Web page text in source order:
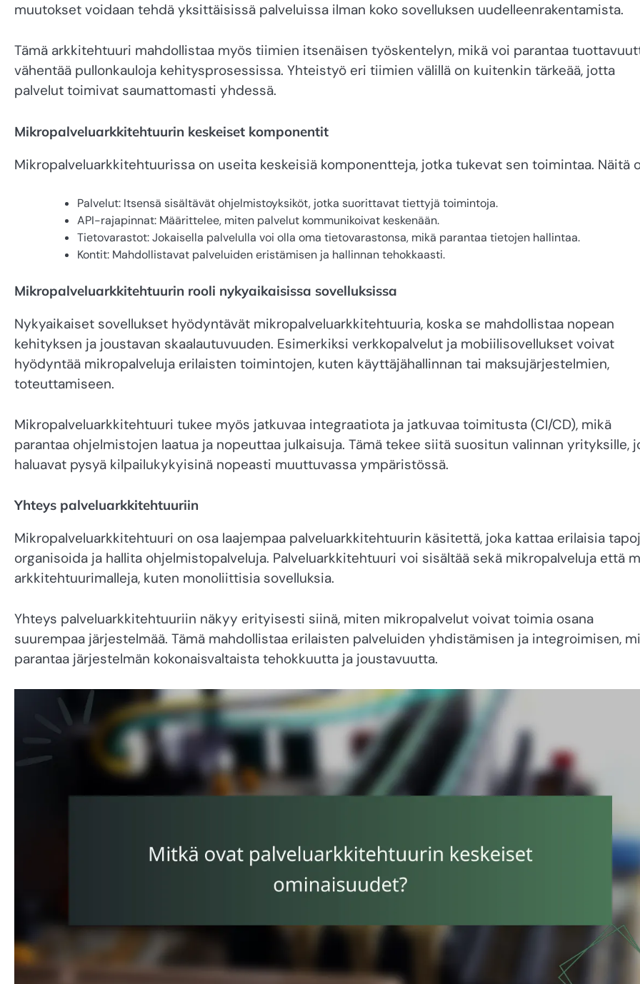
muutokset voidaan tehdä yksittäisissä palveluissa ilman koko sovelluksen uudelleenrakentamista.
Tämä arkkitehtuuri mahdollistaa myös tiimien itsenäisen työskentelyn, mikä voi parantaa
vähentää pullonkauloja kehitysprosessissa. Yhteistyö eri tiimien välillä on kuitenkin tärkeää, jotta
palvelut toimivat saumattomasti yhdessä.
Mikropalveluarkkitehtuurin keskeiset komponentit
Mikropalveluarkkitehtuurissa on useita keskeisiä komponentteja, jotka tukevat sen toimintaa. Näitä
Palvelut: Itsensä sisältävät ohjelmistoyksiköt, jotka suorittavat tiettyjä toimintoja.
API-rajapinnat: Määrittelee, miten palvelut kommunikoivat keskenään.
Tietovarastot: Jokaisella palvelulla voi olla oma tietovarastonsa, mikä parantaa tietojen hallintaa.
Kontit: Mahdollistavat palveluiden eristämisen ja hallinnan tehokkaasti.
Mikropalveluarkkitehtuurin rooli nykyaikaisissa sovelluksissa
Nykyaikaiset sovellukset hyödyntävät mikropalveluarkkitehtuuria, koska se mahdollistaa nopean
kehityksen ja joustavan skaalautuvuuden. Esimerkiksi verkkopalvelut ja mobiilisovellukset voivat
hyödyntää mikropalveluja erilaisten toimintojen, kuten käyttäjähallinnan tai maksujärjestelmien,
toteuttamiseen.
Mikropalveluarkkitehtuuri tukee myös jatkuvaa integraatiota ja jatkuvaa toimitusta (CI/CD), mikä
parantaa ohjelmistojen laatua ja nopeuttaa julkaisuja. Tämä tekee siitä suositun valinnan yrityksille,
haluavat pysyä kilpailukykyisinä nopeasti muuttuvassa ympäristössä.
Yhteys palveluarkkitehtuuriin
Mikropalveluarkkitehtuuri on osa laajempaa palveluarkkitehtuurin käsitettä, joka kattaa erilaisia
organisoida ja hallita ohjelmistopalveluja. Palveluarkkitehtuuri voi sisältää sekä mikropalveluja että
arkkitehtuurimalleja, kuten monoliittisia sovelluksia.
Yhteys palveluarkkitehtuuriin näkyy erityisesti siinä, miten mikropalvelut voivat toimia osana
suurempaa järjestelmää. Tämä mahdollistaa erilaisten palveluiden yhdistämisen ja integroimisen,
parantaa järjestelmän kokonaisvaltaista tehokkuutta ja joustavuutta.